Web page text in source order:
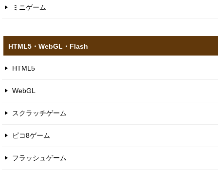
ミニゲーム
HTML5​・WebGL​・Flash
HTML5
WebGL
スクラッチゲーム
ピコ8ゲーム
フラッシュゲーム